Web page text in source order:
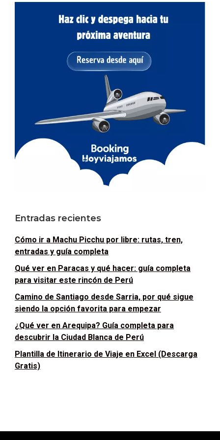
Entradas recientes
Cómo ir a Machu Picchu por libre: rutas, tren,
entradas y guía completa
Qué ver en Paracas y qué hacer: guía completa
para visitar este rincón de Perú
Camino de Santiago desde Sarria, por qué sigue
siendo la opción favorita para empezar
¿Qué ver en Arequipa? Guía completa para
descubrir la Ciudad Blanca de Perú
Plantilla de Itinerario de Viaje en Excel (Descarga
Gratis)